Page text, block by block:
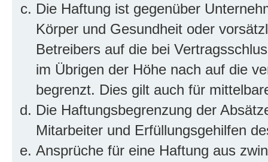
Die Haftung ist gegenüber
Körper und Gesundheit oder
Betreibers auf die bei
im Übrigen der Höhe nach auf die
begrenzt. Dies gilt auch für
Die Haftungsbegrenzung der
Mitarbeiter und Erfüllungsgehilfen
Ansprüche für eine Haftung aus